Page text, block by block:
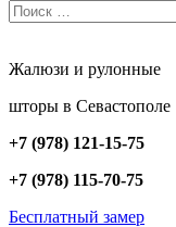
Жалюзи и рулонные
шторы в Севастополе
+7 (978) 121-15-75
+7 (978) 115-70-75
Бесплатный замер